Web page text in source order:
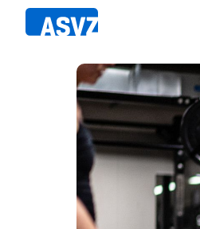
Direkt
zum
Sportfahrplan
Sportarten
Sportanlagen